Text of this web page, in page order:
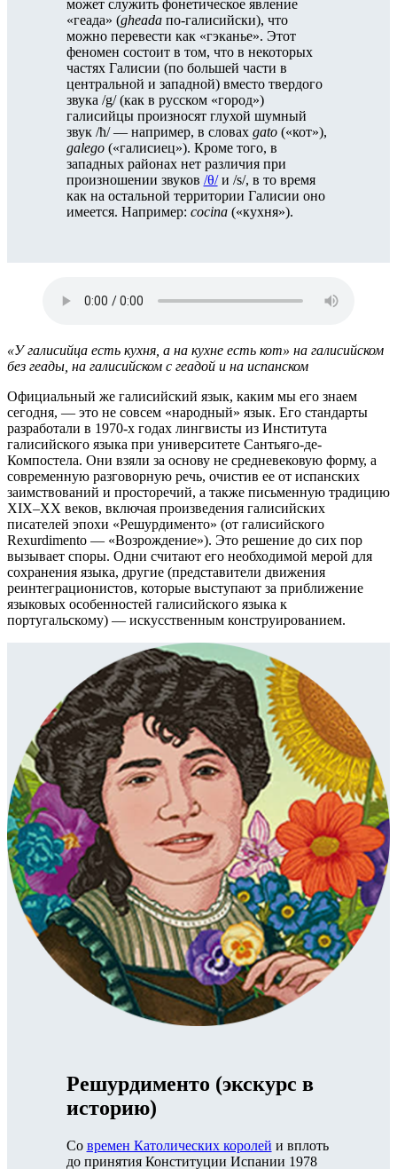
может служить фонетическое явление
«геада» (gheadaпо-галисийски), что
можно перевести как «гэканье». Этот
феномен состоит в том, что в некоторых
частях Галисии (по большей части в
центральной и западной) вместо твердого
звука /g/ (как в русском «город»)
галисийцы произносят глухой шумный
звук /ħ/ — например, в словах gato(«кот»),
galego(«галисиец»). Кроме того, в
западных районах нет различия при
произношении звуков /θ/и /s/, в то время
как на остальной территории Галисии оно
имеется. Например: cocina(«кухня»).
«У галисийца есть кухня, а на кухне есть кот» на галисийском
без геады, на галисийском с геадой и на испанском
Официальный же галисийский язык, каким мы его знаем
сегодня, — это не совсем «народный» язык. Его стандарты
разработали в 1970-х годах лингвисты из Института
галисийского языка при университете Сантьяго-де-
Компостела. Они взяли за основу не средневековую форму, а
современную разговорную речь, очистив ее от испанских
заимствований и просторечий, а также письменную традицию
XIX–XX веков, включая произведения галисийских
писателей эпохи «Решурдименто» (от галисийского
Rexurdimento — «Возрождение»). Это решение до сих пор
вызывает споры. Одни считают его необходимой мерой для
сохранения языка, другие (представители движения
реинтеграционистов, которые выступают за приближение
языковых особенностей галисийского языка к
португальскому) — искусственным конструированием.
Решурдименто (экскурс в
историю)
Со времен Католических королей и вплоть
до принятия Конституции Испании 1978